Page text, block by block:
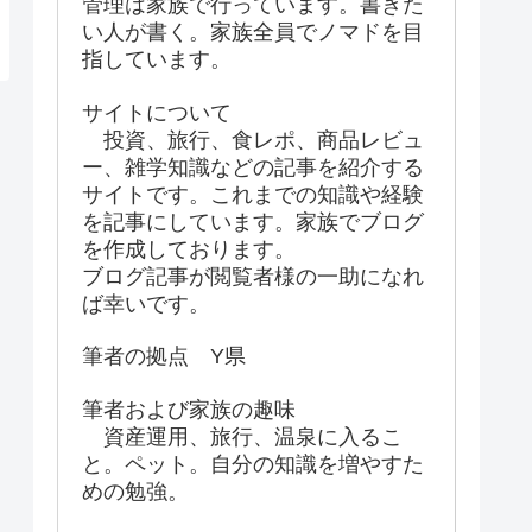
管理は家族で行っています。書きた
い人が書く。家族全員でノマドを目
指しています。
サイトについて
投資、旅行、食レポ、商品レビュ
ー、雑学知識などの記事を紹介する
サイトです。これまでの知識や経験
を記事にしています。家族でブログ
を作成しております。
ブログ記事が閲覧者様の一助になれ
ば幸いです。
筆者の拠点 Y県
筆者および家族の趣味
資産運用、旅行、温泉に入るこ
と。ペット。自分の知識を増やすた
めの勉強。